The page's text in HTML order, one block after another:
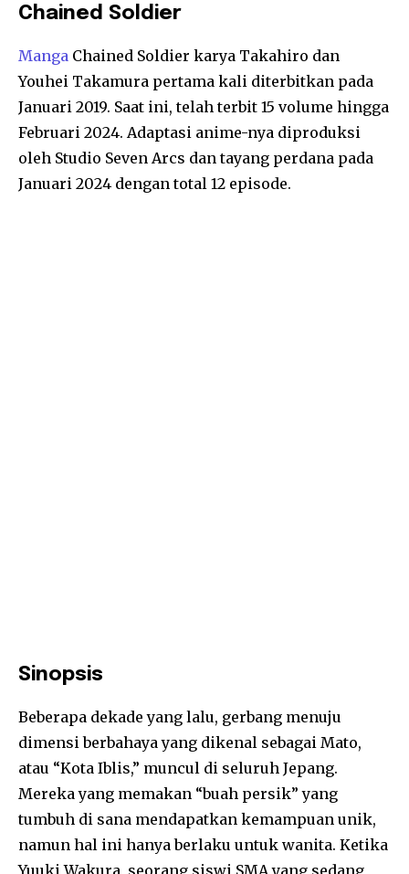
Chained Soldier
Manga Chained Soldier karya Takahiro dan
Youhei Takamura pertama kali diterbitkan pada
Januari 2019. Saat ini, telah terbit 15 volume hingga
Februari 2024. Adaptasi anime-nya diproduksi
oleh Studio Seven Arcs dan tayang perdana pada
Januari 2024 dengan total 12 episode.
Sinopsis
Beberapa dekade yang lalu, gerbang menuju
dimensi berbahaya yang dikenal sebagai Mato,
atau “Kota Iblis,” muncul di seluruh Jepang.
Mereka yang memakan “buah persik” yang
tumbuh di sana mendapatkan kemampuan unik,
namun hal ini hanya berlaku untuk wanita. Ketika